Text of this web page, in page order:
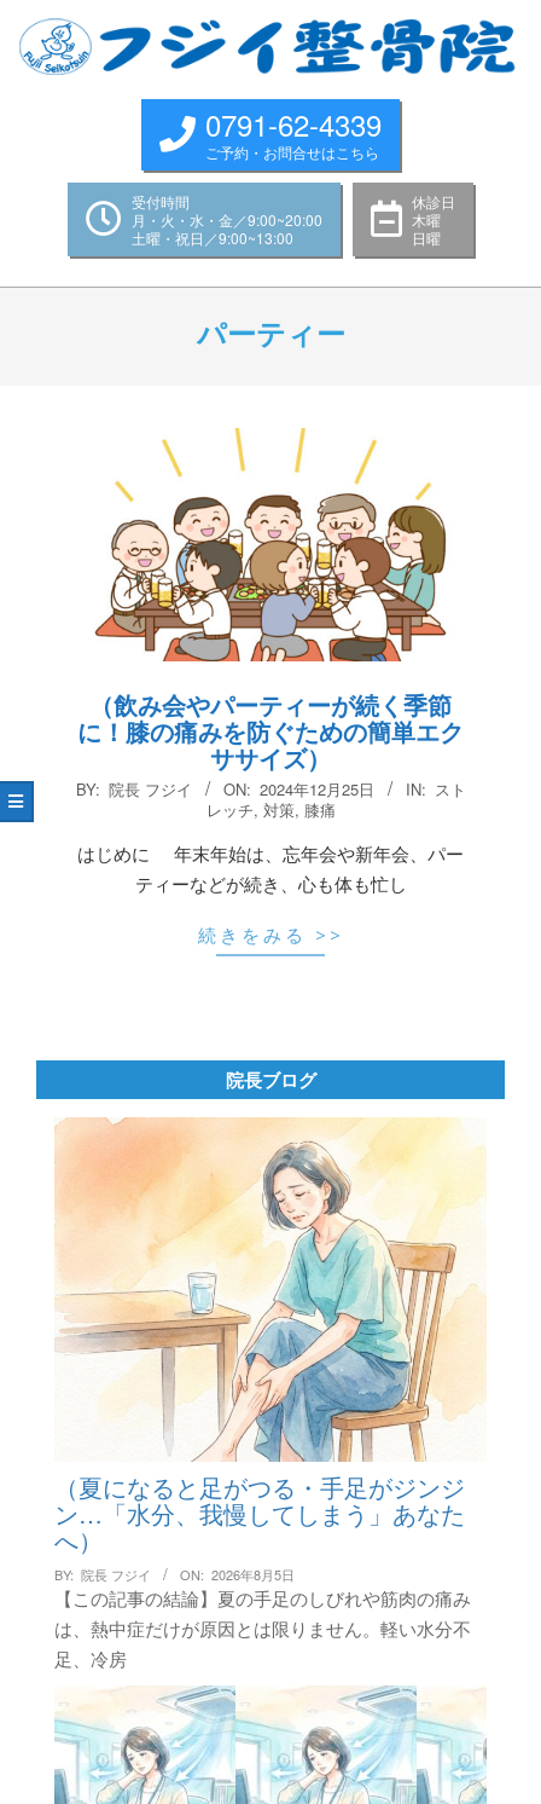
content
0791-62-4339
ご予約・お問合せはこちら
受付時間
月・火・水・金／9:00~20:00
土曜・祝日／9:00~13:00
休診日
木曜
日曜
パーティー
（飲み会やパーティーが続く季節
に！膝の痛みを防ぐための簡単エク
ササイズ）
2024-
BY: 院長 フジイ ON: 2024年12月25日 IN: スト
レッチ, 対策, 膝痛
はじめに 年末年始は、忘年会や新年会、パー
ティーなどが続き、心も体も忙し
続きをみる >>
院長ブログ
（夏になると足がつる・手足がジンジ
ン…「水分、我慢してしまう」あなた
へ）
BY: 院長 フジイ ON: 2026年8月5日
【この記事の結論】夏の手足のしびれや筋肉の痛み
は、熱中症だけが原因とは限りません。軽い水分不
足、冷房